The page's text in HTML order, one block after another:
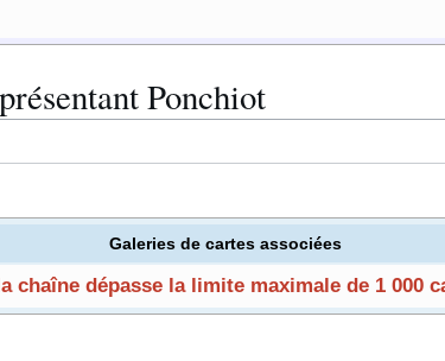
Ponchiot
Galeries de cartes associées
chaîne dépasse la limite maximale de 1 000